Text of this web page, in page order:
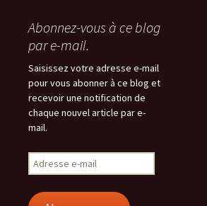
Abonnez-vous à ce blog
par e-mail.
Saisissez votre adresse e-mail
pour vous abonner à ce blog et
recevoir une notification de
chaque nouvel article par e-
mail.
Adresse
e-